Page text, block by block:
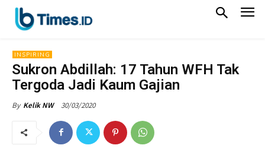
INSPIRING
Sukron Abdillah: 17 Tahun WFH Tak
Tergoda Jadi Kaum Gajian
By Kelik NW 30/03/2020